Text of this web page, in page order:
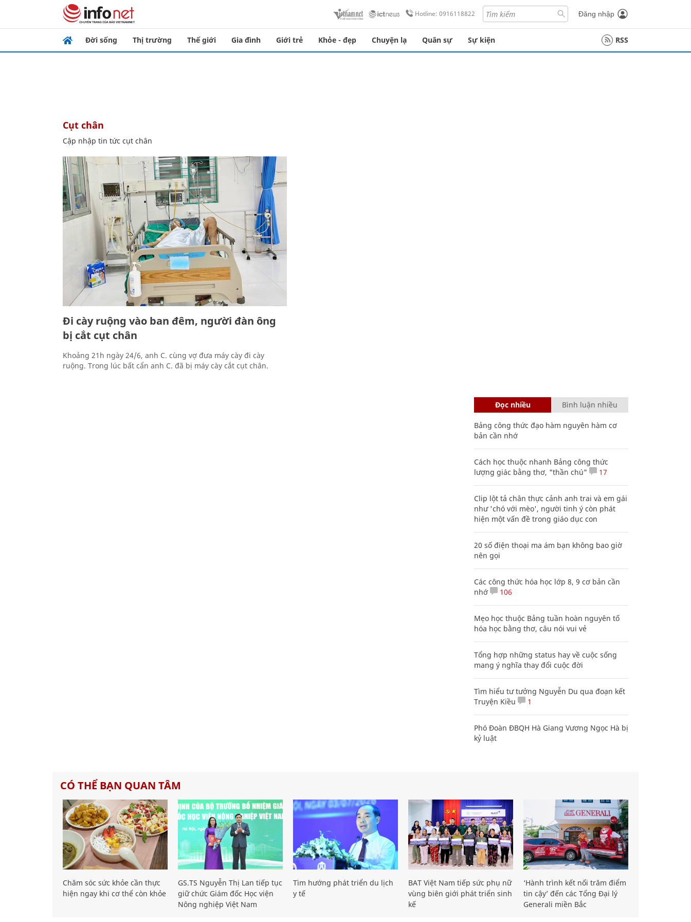
Hotline: 0916118822 Đăng nhập
Đời sống Thị trường Thế giới Gia đình Giới trẻ Khỏe - đẹp Chuyện lạ Quân sự Sự kiện RSS
cụt chân
Cập nhập tin tức cụt chân
Đi cày ruộng vào ban đêm, người đàn ông
bị cắt cụt chân
Khoảng 21h ngày 24/6, anh C. cùng vợ đưa máy cày đi cày
ruộng. Trong lúc bất cẩn anh C. đã bị máy cày cắt cụt chân.
Đọc nhiều Bình luận nhiều
Bảng công thức đạo hàm nguyên hàm cơ
bản cần nhớ
Cách học thuộc nhanh Bảng công thức
lượng giác bằng thơ, "thần chú"
17
Clip lột tả chân thực cảnh anh trai và em gái
như 'chó với mèo', người tinh ý còn phát
hiện một vấn đề trong giáo dục con
20 số điện thoại ma ám bạn không bao giờ
nên gọi
Các công thức hóa học lớp 8, 9 cơ bản cần
nhớ
106
Mẹo học thuộc Bảng tuần hoàn nguyên tố
hóa học bằng thơ, câu nói vui vẻ
Tổng hợp những status hay về cuộc sống
mang ý nghĩa thay đổi cuộc đời
Tìm hiểu tư tưởng Nguyễn Du qua đoạn kết
Truyện Kiều
1
Phó Đoàn ĐBQH Hà Giang Vương Ngọc Hà bị
kỷ luật
CÓ THỂ BẠN QUAN TÂM
Chăm sóc sức khỏe cần thực
hiện ngay khi cơ thể còn khỏe
GS.TS Nguyễn Thị Lan tiếp tục
giữ chức Giám đốc Học viện
Nông nghiệp Việt Nam
Tìm hướng phát triển du lịch
y tế
BAT Việt Nam tiếp sức phụ nữ
vùng biên giới phát triển sinh
kế
‘Hành trình kết nối trăm điểm
tin cậy’ đến các Tổng Đại lý
Generali miền Bắc